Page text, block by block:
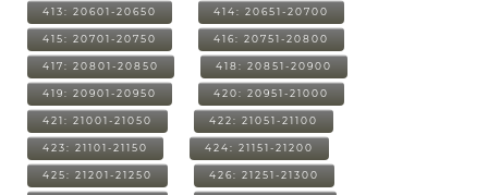
413: 20601-20650 414: 20651-20700
415: 20701-20750 416: 20751-20800
417: 20801-20850 418: 20851-20900
419: 20901-20950 420: 20951-21000
421: 21001-21050 422: 21051-21100
423: 21101-21150 424: 21151-21200
425: 21201-21250 426: 21251-21300